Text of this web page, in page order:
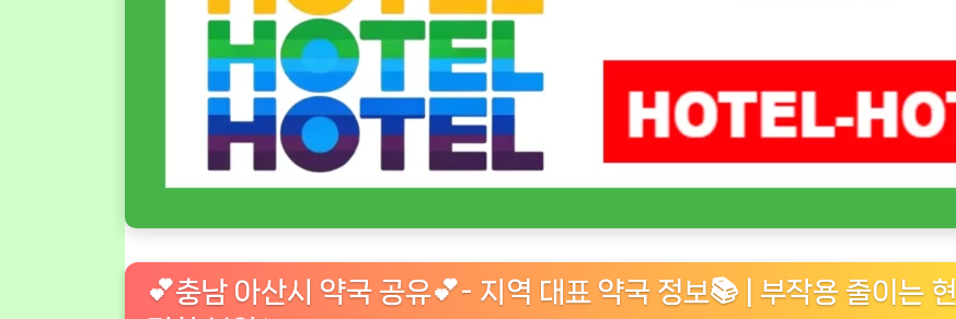
💕충남 아산시 약국 공유💕- 지역 대표 약국 정보📚 | 부작용 줄이는 현